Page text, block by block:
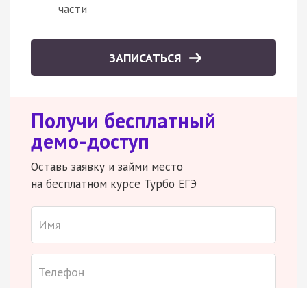
части
ЗАПИСАТЬСЯ
Получи бесплатный
демо-доступ
Оставь заявку и займи место
на бесплатном курсе Турбо ЕГЭ